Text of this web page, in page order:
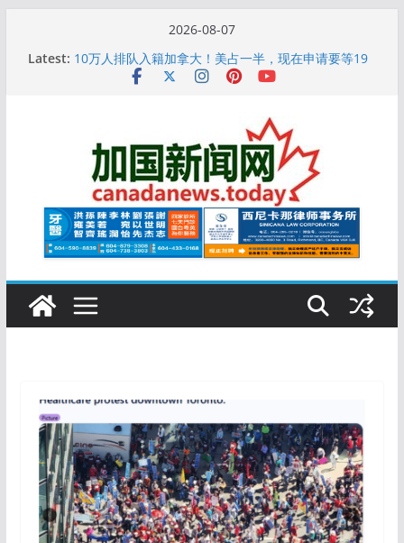
2026-08-07
Latest: 10万人排队入籍加拿大！美占一半，现在申请要等19
安省16岁少女当街遭围殴, 打成脑震荡! 大批人起哄拍
特鲁多半裸与水果姐海滩激吻! 热恋一年感情持续升温
更多名校恢复SAT 考试，新学年大学申请开跑7个大不